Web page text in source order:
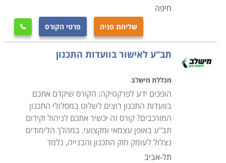
חיפה
שליחת פניה פרטי הקורס 
תב“ע לאישור בוועדות התכנון
מכללת מישלב
הופכים ידע לפרקטיקה: הקורס שיקדם אתכם
בוועדות התכנון רוצים לשלוט במסלולי התכנון
המורכבים? קורס זה יכשיר אתכם לניהול וקידום
תב"ע באופן עצמאי ומקצועי. במהלך הלימודים
נצלול לעומק חוק התכנון והבנייה, נלמד
תל-אביב